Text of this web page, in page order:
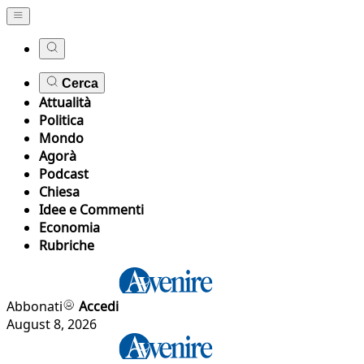
Cerca
Attualità
Politica
Mondo
Agorà
Podcast
Chiesa
Idee e Commenti
Economia
Rubriche
Abbonati
Accedi
August 8, 2026